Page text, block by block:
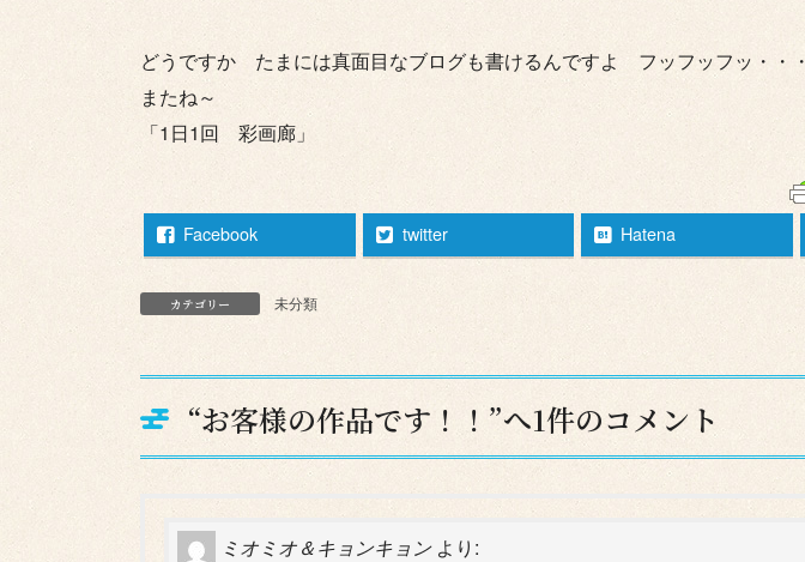
どうですか たまには真面目なブログも書けるんですよ フッフッフッ・・・
またね～
「1日1回 彩画廊」
Facebook twitter Hatena
カテゴリー 未分類
“お客様の作品です！！ ”へ1件のコメント
ミオミオ＆キョンキョン より: